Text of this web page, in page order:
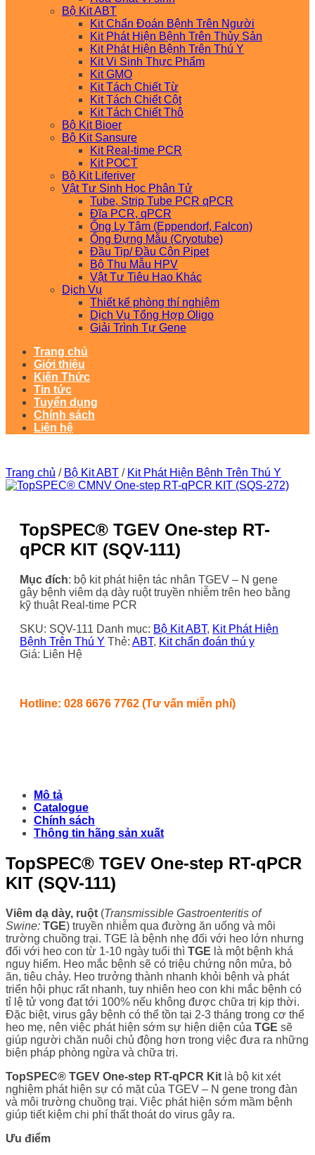
Bộ Kit ABT
Kit Chẩn Đoán Bệnh Trên Người
Kit Phát Hiện Bệnh Trên Thủy Sản
Kit Phát Hiện Bệnh Trên Thú Y
Kit Vi Sinh Thực Phẩm
Kit GMO
Kit Tách Chiết Từ
Kit Tách Chiết Cột
Kit Tách Chiết Thô
Bộ Kit Bioer
Bộ Kit Sansure
Kit Real-time PCR
Kit POCT
Bộ Kit Liferiver
Vật Tư Sinh Học Phân Tử
Tube, Strip Tube PCR qPCR
Đĩa PCR, qPCR
Ống Ly Tâm (Eppendorf, Falcon)
Ống Đựng Mẫu (Cryotube)
Đầu Tip/ Đầu Côn Pipet
Bộ Thu Mẫu HPV
Vật Tư Tiêu Hao Khác
Dịch Vụ
Thiết kế phòng thí nghiệm
Dịch Vụ Tổng Hợp Oligo
Giải Trình Tự Gene
Trang chủ
Giới thiệu
Kiến Thức
Tin tức
Tuyển dụng
Chính sách
Liên hệ
Trang chủ / Bộ Kit ABT / Kit Phát Hiện Bệnh Trên Thú Y
TopSPEC® TGEV One-step RT-
qPCR KIT (SQV-111)
Mục đích: bộ kit phát hiện tác nhân TGEV – N gene
gây bệnh viêm dạ dày ruột truyền nhiễm trên heo bằng
kỹ thuật Real-time PCR
SKU: SQV-111 Danh mục: Bộ Kit ABT, Kit Phát Hiện
Bệnh Trên Thú Y Thẻ: ABT, Kit chẩn đoán thú y
Giá: Liên Hệ
Hotline: 028 6676 7762 (Tư vấn miễn phí)
Mô tả
Catalogue
Chính sách
Thông tin hãng sản xuất
TopSPEC® TGEV One-step RT-qPCR
KIT (SQV-111)
Viêm dạ dày, ruột (Transmissible Gastroenteritis of
Swine: TGE) truyền nhiễm qua đường ăn uống và môi
trường chuồng trại. TGE là bệnh nhẹ đối với heo lớn nhưng
đối với heo con từ 1-10 ngày tuổi thì TGE là một bệnh khá
nguy hiểm. Heo mắc bệnh sẽ có triệu chứng nôn mửa, bỏ
ăn, tiêu chảy. Heo trưởng thành nhanh khỏi bệnh và phát
triển hội phục rất nhanh, tuy nhiên heo con khi mắc bệnh có
tỉ lệ tử vong đạt tới 100% nếu không được chữa trị kịp thời.
Đặc biệt, virus gây bệnh có thể tồn tại 2-3 tháng trong cơ thể
heo mẹ, nên việc phát hiện sớm sự hiện diện của TGE sẽ
giúp người chăn nuôi chủ động hơn trong việc đưa ra những
biện pháp phòng ngừa và chữa trị.
TopSPEC® TGEV One-step RT-qPCR Kit là bộ kit xét
nghiệm phát hiện sự có mặt của TGEV – N gene trong đàn
và môi trường chuồng trại. Việc phát hiện sớm mầm bệnh
giúp tiết kiệm chi phí thất thoát do virus gây ra.
Ưu điểm